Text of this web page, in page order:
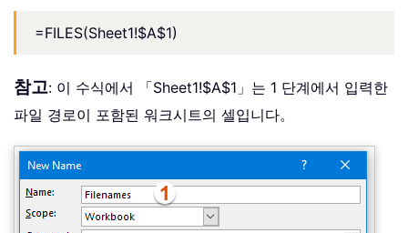
=FILES(Sheet1!$A$1)
참고: 이 수식에서 「Sheet1!$A$1」는 1 단계에서 입력한
파일 경로이 포함된 워크시트의 셀입니다。